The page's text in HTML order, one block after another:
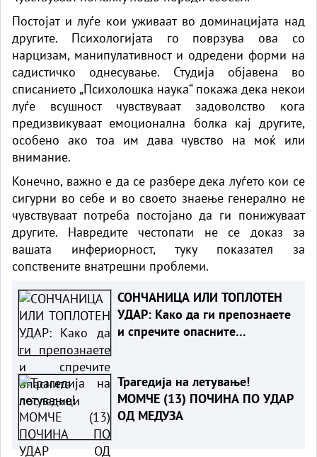
Постојат и луѓе кои уживаат во доминацијата над
другите. Психологијата го поврзува ова со
нарцизам, манипулативност и одредени форми на
садистичко однесување. Студија објавена во
списанието „Психолошка наука“ покажа дека некои
луѓе всушност чувствуваат задоволство кога
предизвикуваат емоционална болка кај другите,
особено ако тоа им дава чувство на моќ или
внимание.
Конечно, важно е да се разбере дека луѓето кои се
сигурни во себе и во своето знаење генерално не
чувствуваат потреба постојано да ги понижуваат
другите. Навредите честопати не се доказ за
вашата инфериорност, туку показател за
сопствените внатрешни проблеми.
СОНЧАНИЦА ИЛИ ТОПЛОТЕН
УДАР: Како да ги препознаете
и спречите опасните
Трагедија на летување!
МОМЧЕ (13) ПОЧИНА ПО УДАР
ОД МЕДУЗА